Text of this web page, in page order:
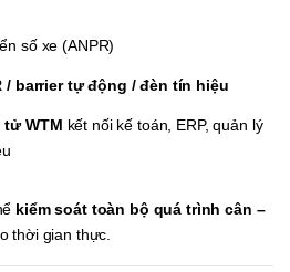
số xe (ANPR)
/ barrier tự động / đèn tín hiệu
tử WTM kết nối kế toán, ERP, quản lý
kiểm soát toàn bộ quá trình cân –
thời gian thực.